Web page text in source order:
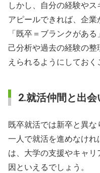
しかし、自分の経験や
アピールできれば、企業
「既卒＝ブランクがあ
己分析や過去の経験の
えられるようにしておく
2.就活仲間と出
既卒就活では新卒と異な
一人で就活を進めなけ
は、大学の支援やキャ
因といえるでしょう。